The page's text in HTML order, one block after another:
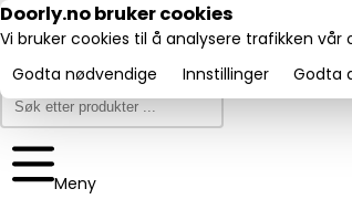
Trustpilot
Utmerket:
4.6/5
Meny
Doorly.no bruker cookies
Vi bruker cookies til å analysere trafikken
Godta nødvendige
Innstillinger Godta